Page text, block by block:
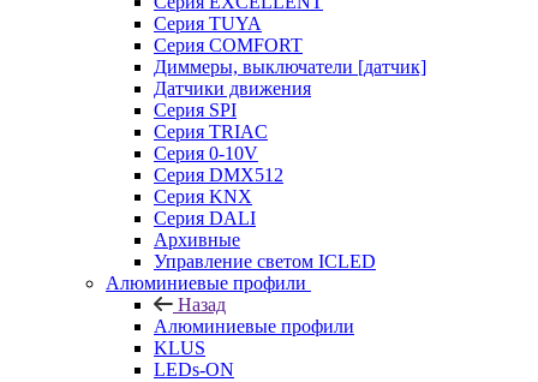
Серия TUYA
Серия COMFORT
Диммеры, выключатели [датчик]
Датчики движения
Серия SPI
Серия TRIAC
Серия 0-10V
Серия DMX512
Серия KNX
Серия DALI
Архивные
Управление светом ICLED
Алюминиевые профили
Назад
Алюминиевые профили
KLUS
LEDs-ON